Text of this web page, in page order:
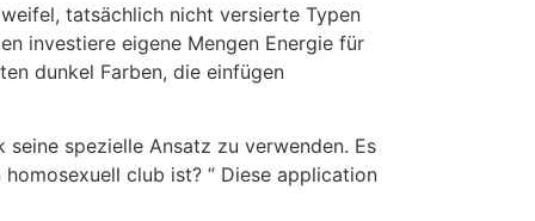
tatsächlich nicht versierte Typen
investiere eigene Mengen Energie für
dunkel Farben, die einfügen
spezielle Ansatz zu verwenden. Es
club ist? ” Diese application